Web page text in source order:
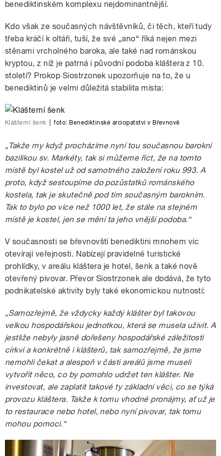
benediktinském komplexu nejdominantnější.
Kdo však ze současných návštěvníků, či těch, kteří tudy
třeba kráčí k oltáři, tuší, že své „ano“ říká nejen mezi
stěnami vrcholného baroka, ale také nad románskou
kryptou, z níž je patrná i původní podoba kláštera z 10.
století? Prokop Siostrzonek upozorňuje na to, že u
benediktinů je velmi důležitá stabilita místa:
Klášterní šenk foto: Benediktinské arciopatství v Břevnově
„Takže my když procházíme nyní tou současnou barokní
bazilikou sv. Markéty, tak si můžeme říct, že na tomto
místě byl kostel už od samotného založení roku 993. A
proto, když sestoupíme do pozůstatků románského
kostela, tak je skutečně pod tím současným barokním.
Tak to bylo po více než 1000 let, že stále na stejném
místě je kostel, jen se mění ta jeho vnější podoba.“
V současnosti se břevnovští benediktini mnohem víc
otevírají veřejnosti. Nabízejí pravidelné turistické
prohlídky, v areálu kláštera je hotel, šenk a také nově
otevřený pivovar. Převor Siostrzonek ale dodává, že tyto
podnikatelské aktivity byly také ekonomickou nutností:
„Samozřejmě, že vždycky každý klášter byl takovou
velkou hospodářskou jednotkou, která se musela uživit. A
jestliže nebyly jasně dořešeny hospodářské záležitosti
církví a konkrétně i klášterů, tak samozřejmě, že jsme
nemohli čekat a alespoň v části areálů jsme museli
vytvořit něco, co by pomohlo udržet ten klášter. Ne
investovat, ale zaplatit takové ty základní věci, co se týká
provozu kláštera. Takže k tomu vhodné pronájmy, ať už je
to restaurace nebo hotel, nebo nyní pivovar, tak tomu
mohou pomoci.“